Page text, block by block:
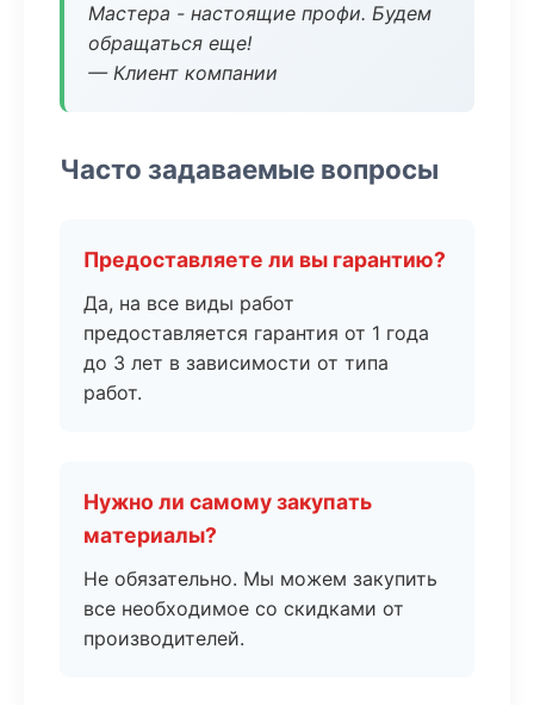
Мастера - настоящие профи. Будем
обращаться еще!
— Клиент компании
Часто задаваемые вопросы
Предоставляете ли вы гарантию?
Да, на все виды работ
предоставляется гарантия от 1 года
до 3 лет в зависимости от типа
работ.
Нужно ли самому закупать
материалы?
Не обязательно. Мы можем закупить
все необходимое со скидками от
производителей.